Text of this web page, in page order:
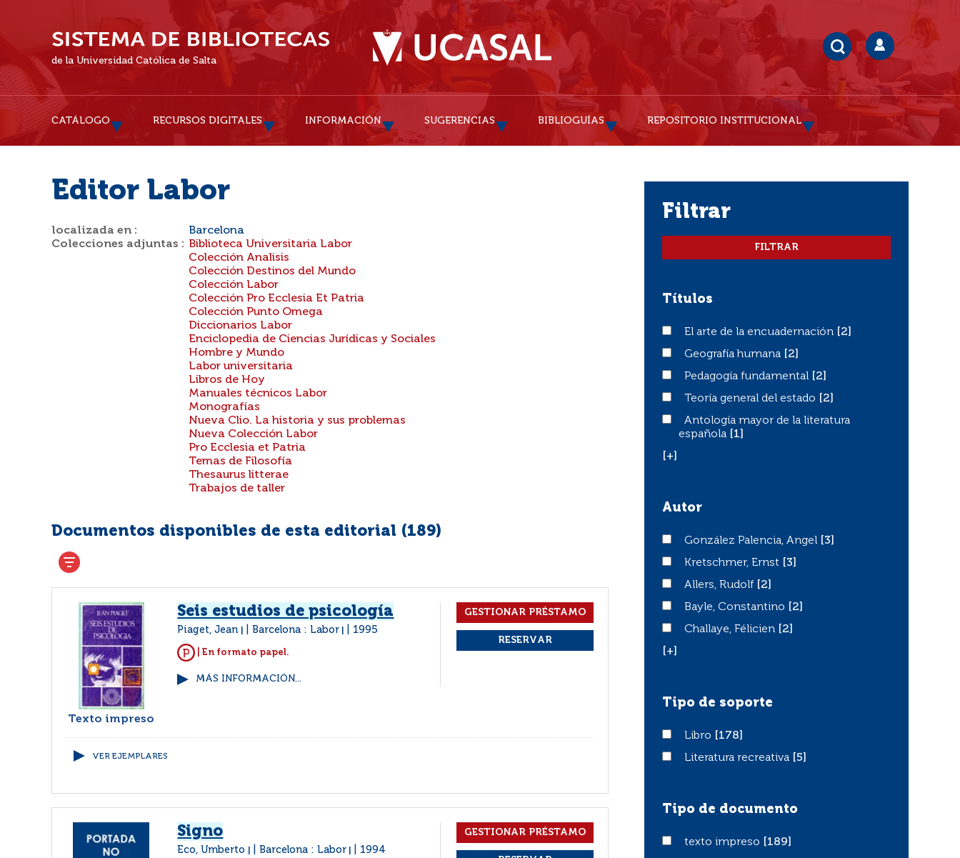
de la Universidad Católica de Salta
CATÁLOGO RECURSOS DIGITALES INFORMACIÓN SUGERENCIAS BIBLIOGUÍAS REPOSITORIO INSTITUCIONAL
Editor Labor
localizada en :
Barcelona
Colecciones adjuntas : Biblioteca Universitaria Labor
Colección Analisis
Colección Destinos del Mundo
Colección Labor
Colección Pro Ecclesia Et Patria
Colección Punto Omega
Diccionarios Labor
Enciclopedia de Ciencias Jurídicas y Sociales
Hombre y Mundo
Labor universitaria
Libros de Hoy
Manuales técnicos Labor
Monografías
Nueva Clio. La historia y sus problemas
Nueva Colección Labor
Pro Ecclesia et Patria
Temas de Filosofía
Thesaurus litterae
Trabajos de taller
Documentos disponibles de esta editorial (189)
Texto impreso
Seis estudios de psicología
Piaget, Jean Barcelona : Labor 1995
| En formato papel.
MÁS INFORMACIÓN...
VER EJEMPLARES
Signo
Eco, Umberto Barcelona : Labor 1994
filtrar
Títulos
El arte de la encuadernación
El arte de la encuadernación
[2]
Geografía humana
Geografía humana
[2]
Pedagogía fundamental
Pedagogía fundamental
[2]
Teoría general del estado
Teoría general del estado
[2]
Antología mayor de la literatura española
Antología mayor de la literatura
española
[1]
[+]
Autor
González Palencia, Angel
González Palencia, Angel
[3]
Kretschmer, Ernst
Kretschmer, Ernst
[3]
Allers, Rudolf
Allers, Rudolf
[2]
Bayle, Constantino
Bayle, Constantino
[2]
Challaye, Félicien
Challaye, Félicien
[2]
[+]
Tipo de soporte
LibroLibro
[178]
Literatura recreativa
Literatura recreativa [5]
Tipo de documento
texto impreso
texto impreso [189]